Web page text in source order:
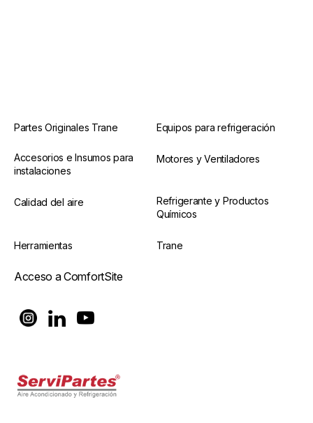
Partes Originales Trane Equipos para refrigeración
Accesorios e Insumos para
instalaciones
Motores y Ventiladores
Calidad del aire
Refrigerante y Productos
Químicos
Herramientas Trane
Acceso a ComfortSite